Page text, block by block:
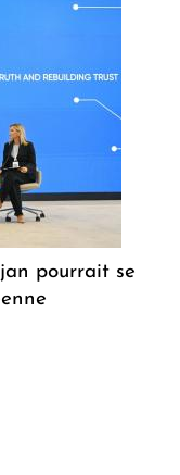
pourrait se